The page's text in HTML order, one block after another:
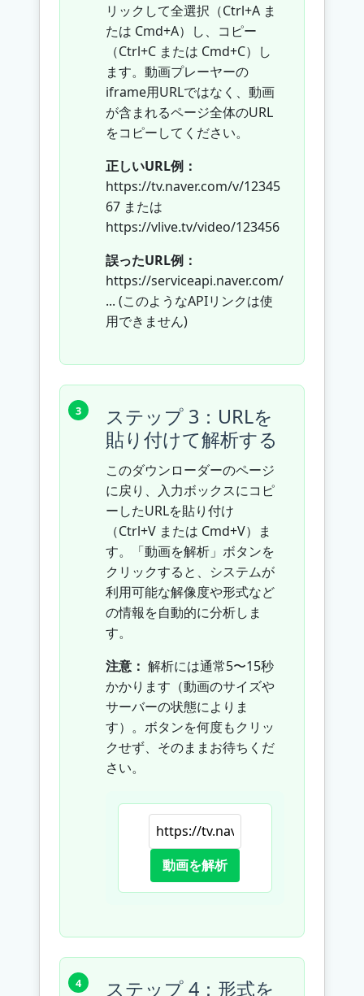
リックして全選択（Ctrl+A ま
たは Cmd+A）し、コピー
（Ctrl+C または Cmd+C）し
ます。動画プレーヤーの
iframe用URLではなく、動画
が含まれるページ全体のURL
をコピーしてください。
正しいURL例：
https://tv.naver.com/v/12345
67 または
https://vlive.tv/video/123456
誤ったURL例：
https://serviceapi.naver.com/
... (このようなAPIリンクは使
用できません)
ステップ 3：URLを
貼り付けて解析する
このダウンローダーのページ
に戻り、入力ボックスにコピ
ーしたURLを貼り付け
（Ctrl+V または Cmd+V）ま
す。「動画を解析」ボタンを
クリックすると、システムが
利用可能な解像度や形式など
の情報を自動的に分析しま
す。
注意： 解析には通常5〜15秒
かかります（動画のサイズや
サーバーの状態によりま
す）。ボタンを何度もクリッ
クせず、そのままお待ちくだ
さい。
動画を解析
ステップ 4：形式を